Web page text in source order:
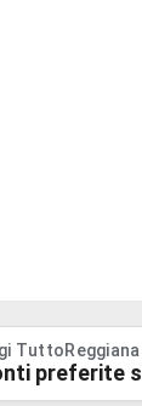
preferite